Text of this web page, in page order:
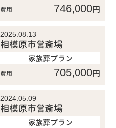
費用 746,000円
2025.08.13
相模原市営斎場
家族葬プラン
費用 705,000円
2024.05.09
相模原市営斎場
家族葬プラン